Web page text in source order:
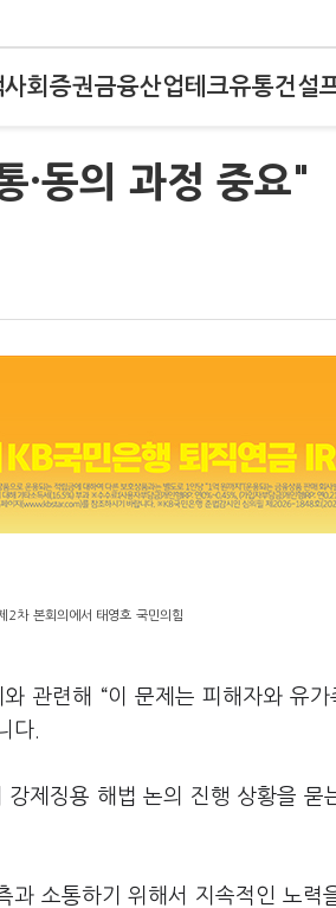
사회 증권금융산업테크유통건설
·동의 과정 중요"
2차 본회의에서 태영호 국민의힘
관련해 “이 문제는 피해자와 유가
다.
강제징용 해법 논의 진행 상황을 묻
과 소통하기 위해서 지속적인 노력